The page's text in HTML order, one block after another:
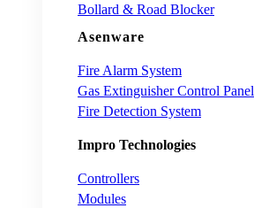
Bollard & Road Blocker
Asenware
Fire Alarm System
Gas Extinguisher Control Panel
Fire Detection System
Impro Technologies
Controllers
Modules